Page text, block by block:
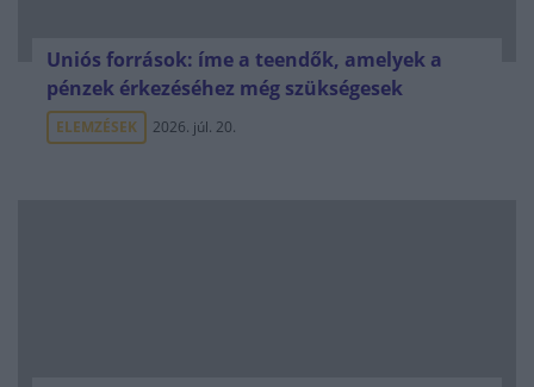
Uniós források: íme a teendők, amelyek a
pénzek érkezéséhez még szükségesek
ELEMZÉSEK 2026. júl. 20.